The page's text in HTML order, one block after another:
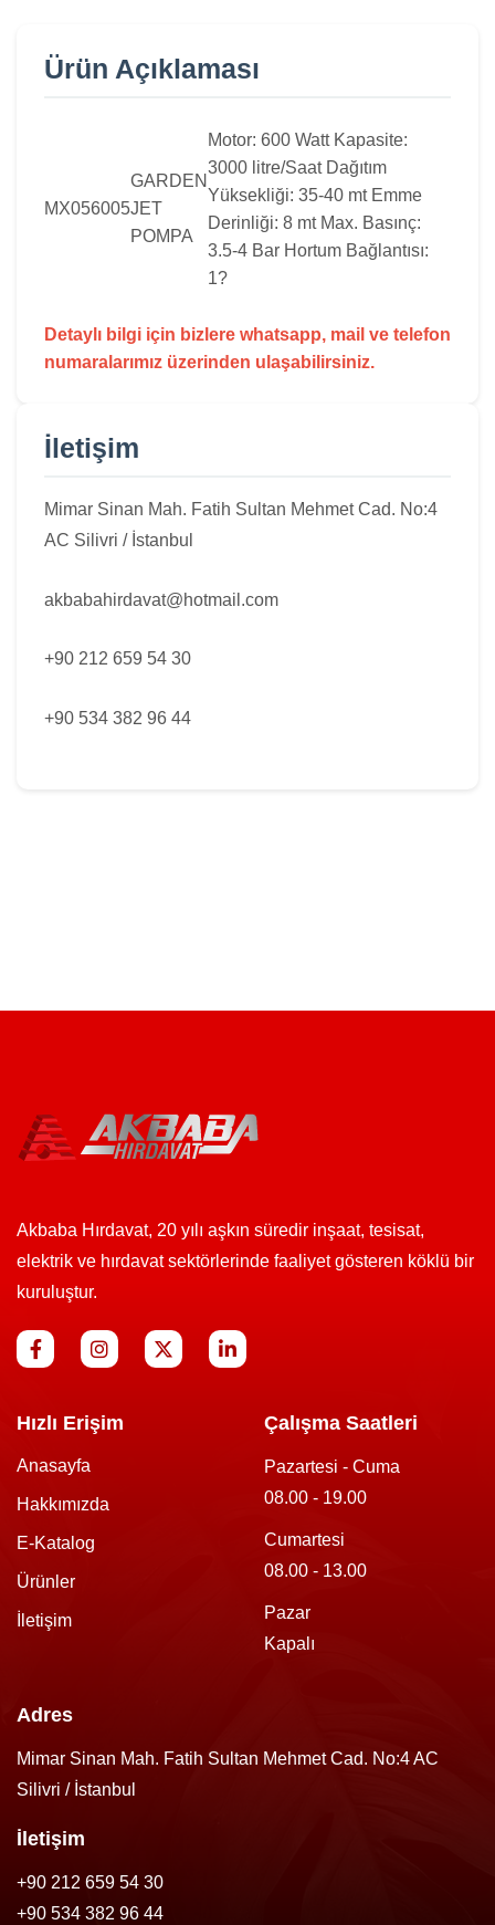
Ürün Açıklaması
MX056005
GARDEN
JET
POMPA
Motor: 600 Watt Kapasite:
3000 litre/Saat Dağıtım
Yüksekliği: 35-40 mt Emme
Derinliği: 8 mt Max. Basınç:
3.5-4 Bar Hortum Bağlantısı:
1?
Detaylı bilgi için bizlere whatsapp, mail ve telefon
numaralarımız üzerinden ulaşabilirsiniz.
İletişim
Mimar Sinan Mah. Fatih Sultan Mehmet Cad. No:4
AC Silivri / İstanbul
akbabahirdavat@hotmail.com
+90 212 659 54 30
+90 534 382 96 44
Akbaba Hırdavat, 20 yılı aşkın süredir inşaat, tesisat,
elektrik ve hırdavat sektörlerinde faaliyet gösteren köklü bir
kuruluştur.
Hızlı Erişim
Anasayfa
Hakkımızda
E-Katalog
Ürünler
İletişim
Çalışma Saatleri
Pazartesi - Cuma
08.00 - 19.00
Cumartesi
08.00 - 13.00
Pazar
Kapalı
Adres
Mimar Sinan Mah. Fatih Sultan Mehmet Cad. No:4 AC
Silivri / İstanbul
İletişim
+90 212 659 54 30
+90 534 382 96 44